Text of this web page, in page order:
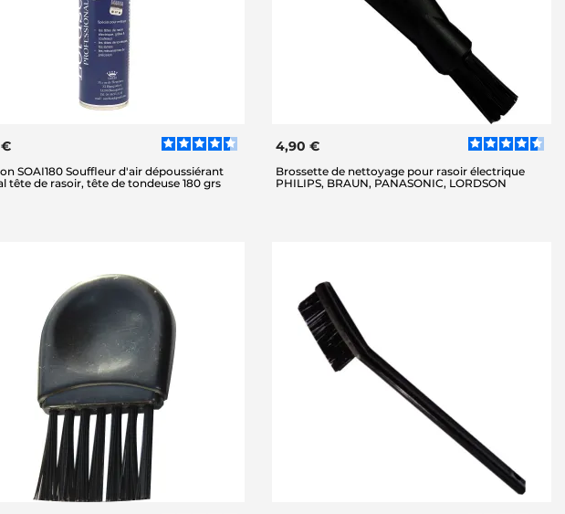
SOAI180 Souffleur d'air dépoussiérant
tête de rasoir, tête de tondeuse 180 grs
4,90 €
Brossette de nettoyage pour rasoir électrique
PHILIPS, BRAUN, PANASONIC, LORDSON